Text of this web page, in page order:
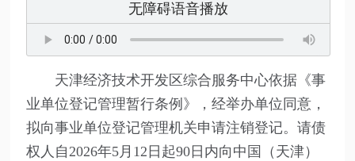
无障碍语音播放
天津经济技术开发区综合服务中心依据《事
业单位登记管理暂行条例》，经举办单位同意，
拟向事业单位登记管理机关申请注销登记。请债
权人自2026年5月12日起90日内向中国（天津）